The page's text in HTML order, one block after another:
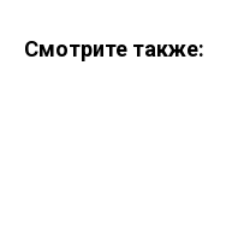
Смотрите также: